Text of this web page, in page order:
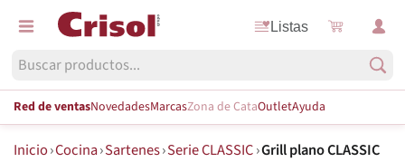
Listas
Red de ventasNovedadesMarcasZona de CataOutletAyuda
Inicio›Cocina›Sartenes›Serie CLASSIC›Grill plano CLASSIC